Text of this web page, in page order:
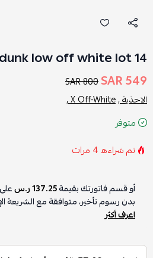
low off white lot 14
549 SAR
800 SAR
الاحذية ,X Off-White ,
متوفر
تم شراءه4 مرات
أو قسم فاتورتك بقيمة137.25 ر.س على
بدون رسوم تأخير، متوافقة مع الشريعة
اعرف أكثر